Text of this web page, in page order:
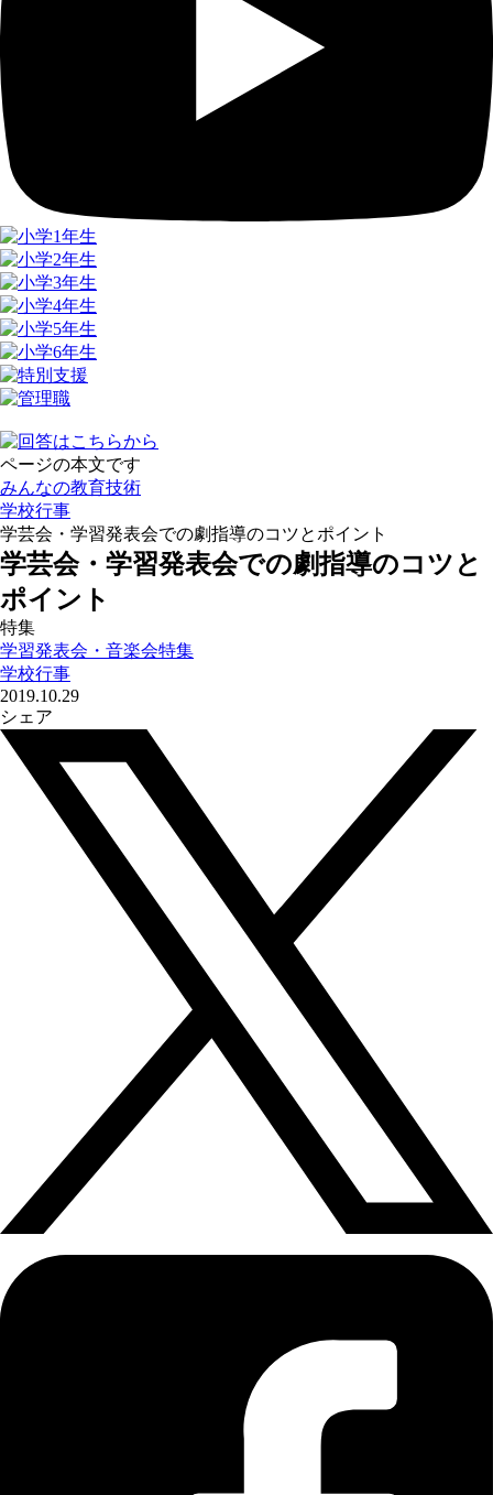
ページの本文です
みんなの教育技術
学校行事
学芸会・学習発表会での劇指導のコツとポイント
学芸会・学習発表会での劇指導のコツと
ポイント
特集
学習発表会・音楽会特集
学校行事
2019.10.29
シェア